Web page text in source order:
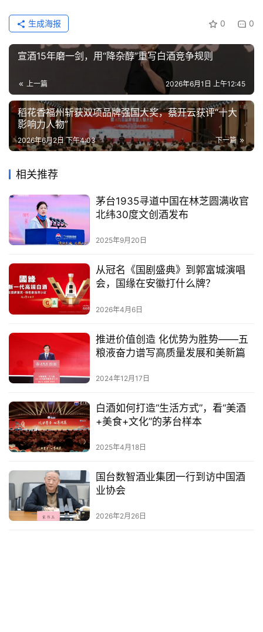
0 0
生成海报
宣酒15年磨一剑，用“降杂醇”重写白酒竞争规则
上一篇 2026年6月1日 上午12:45
稻花香福州斩获双项品牌强国大奖，蔡开云获评“十大
影响力人物”
下一篇
2026年6月2日 下午4:03
相关推荐
茅台1935寻道中国在林芝圆满收官
北纬30度文创酒发布
2025年9月20日
从冠名《国剧盛典》到郭富城演唱
会，国缘在安徽打什么牌？
2026年4月6日
推进价值创造 化优势为胜势——五
粮液奋力谱写高质量发展和美新篇
2024年12月17日
白酒如何打造“生活方式”，看“美酒
+美食+文化”的茅台样本
2025年4月18日
国台数智酒业集团一行到访中国酒
业协会
2026年2月26日